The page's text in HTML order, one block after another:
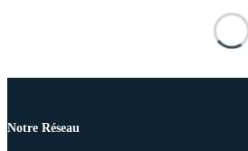
Notre Réseau